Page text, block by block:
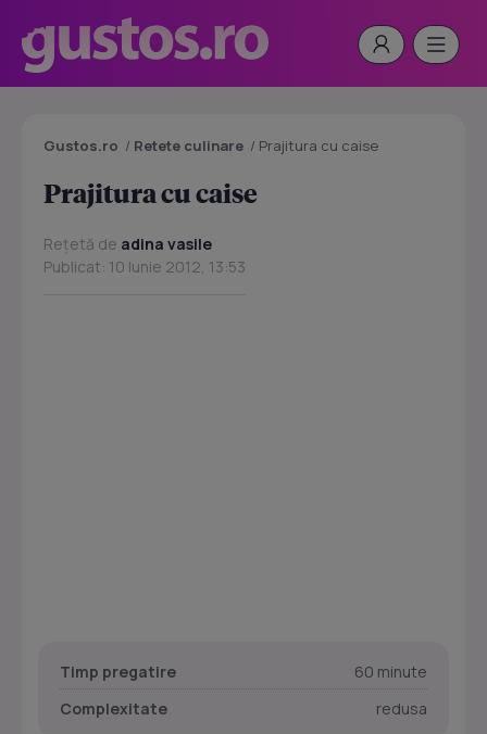
Gustos.ro / Retete culinare / Prajitura cu caise
Prajitura cu caise
Rețetă de adina vasile
Publicat: 10 Iunie 2012, 13:53
Timp pregatire
60 minute
Complexitate
redusa